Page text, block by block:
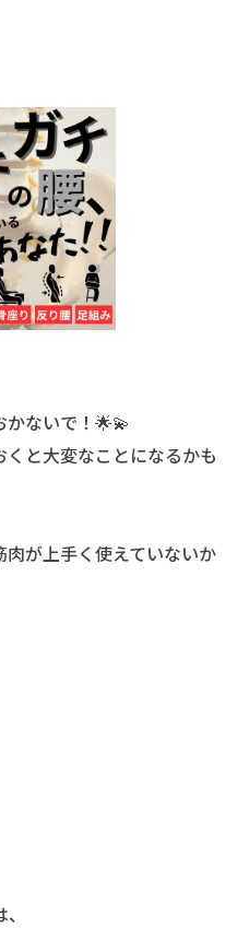
ないで！🌟💫
と大変なことになるかも
が上手く使えていないか